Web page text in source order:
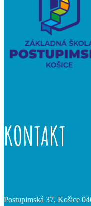
KONTAKT
Postupimská 37, Košice